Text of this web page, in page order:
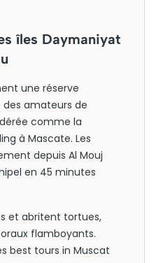
îles Daymaniyat
une réserve
amateurs de
comme la
à Mascate. Les
depuis Al Mouj
en 45 minutes
et abritent tortues,
flamboyants.
best tours in Muscat